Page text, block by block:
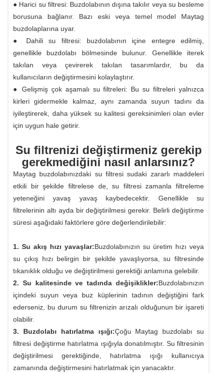
● Harici su filtresi: Buzdolabının dışına takılır veya su besleme
borusuna bağlanır. Bazı eski veya temel model Maytag
buzdolaplarına uyar.
● Dahili su filtresi: buzdolabının içine entegre edilmiş,
genellikle buzdolabı bölmesinde bulunur. Genellikle iterek
takılan veya çevirerek takılan tasarımlardır, bu da
kullanıcıların değiştirmesini kolaylaştırır.
● Gelişmiş çok aşamalı su filtreleri: Bu su filtreleri yalnızca
kirleri gidermekle kalmaz, aynı zamanda suyun tadını da
iyileştirerek, daha yüksek su kalitesi gereksinimleri olan evler
için uygun hale getirir.
Su filtrenizi değiştirmeniz gerekip
gerekmediğini nasıl anlarsınız?
Maytag buzdolabınızdaki su filtresi sudaki zararlı maddeleri
etkili bir şekilde filtrelese de, su filtresi zamanla filtreleme
yeteneğini yavaş yavaş kaybedecektir. Genellikle su
filtrelerinin altı ayda bir değiştirilmesi gerekir. Belirli değiştirme
süresi aşağıdaki faktörlere göre değerlendirilebilir:
1. Su akış hızı yavaşlar:Buzdolabınızın su üretim hızı veya
su çıkış hızı belirgin bir şekilde yavaşlıyorsa, su filtresinde
tıkanıklık olduğu ve değiştirilmesi gerektiği anlamına gelebilir.
2. Su kalitesinde ve tadında değişiklikler:Buzdolabınızın
içindeki suyun veya buz küplerinin tadının değiştiğini fark
ederseniz, bu durum su filtrenizin arızalı olduğunun bir işareti
olabilir.
3. Buzdolabı hatırlatma ışığı:Çoğu Maytag buzdolabı su
filtresi değiştirme hatırlatma ışığıyla donatılmıştır. Su filtresinin
değiştirilmesi gerektiğinde, hatırlatma ışığı kullanıcıya
zamanında değiştirmesini hatırlatmak için yanacaktır.